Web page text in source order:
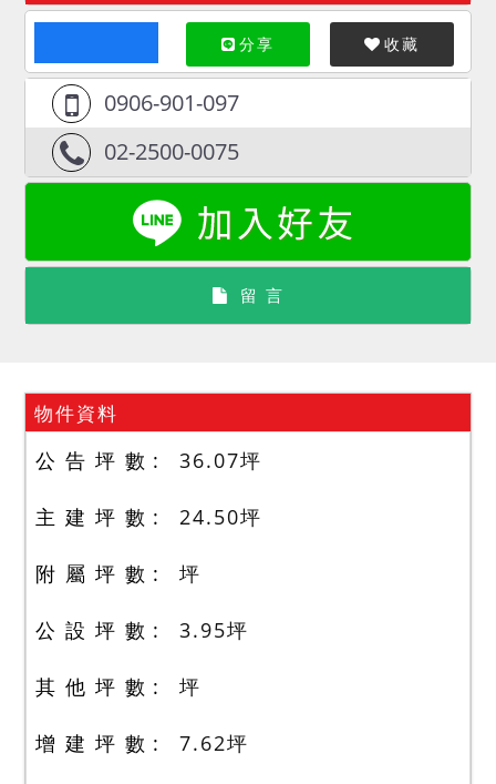
分享 收藏
0906-901-097
02-2500-0075
留 言
物件資料
公 告 坪 數 36.07坪
主 建 坪 數 24.50坪
附 屬 坪 數 坪
公 設 坪 數 3.95坪
其 他 坪 數 坪
增 建 坪 數 7.62坪